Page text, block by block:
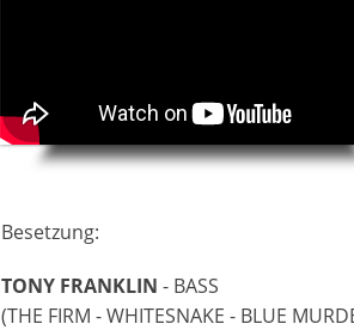
Besetzung:
TONY FRANKLIN - BASS
(THE FIRM - WHITESNAKE - BLUE